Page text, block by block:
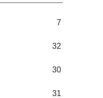
7
32
30
31